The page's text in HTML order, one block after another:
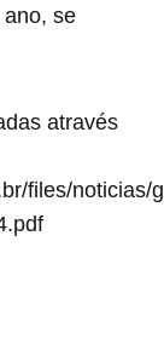
se
através
files/noticias/